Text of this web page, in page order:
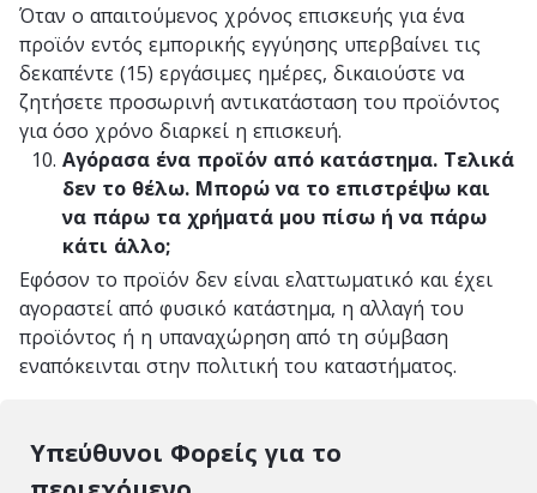
Όταν ο απαιτούμενος χρόνος επισκευής για ένα
προϊόν εντός εμπορικής εγγύησης υπερβαίνει τις
δεκαπέντε (15) εργάσιμες ημέρες, δικαιούστε να
ζητήσετε προσωρινή αντικατάσταση του προϊόντος
για όσο χρόνο διαρκεί η επισκευή.
Αγόρασα ένα προϊόν από κατάστημα. Τελικά
δεν το θέλω. Μπορώ να το επιστρέψω και
να πάρω τα χρήματά μου πίσω ή να πάρω
κάτι άλλο;
Εφόσον το προϊόν δεν είναι ελαττωματικό και έχει
αγοραστεί από φυσικό κατάστημα, η αλλαγή του
προϊόντος ή η υπαναχώρηση από τη σύμβαση
εναπόκεινται στην πολιτική του καταστήματος.
Υπεύθυνοι Φορείς για το